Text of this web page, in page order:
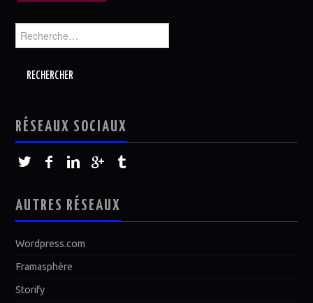
Rechercher :
RÉSEAUX SOCIAUX
AUTRES RÉSEAUX
Wordpress.com
Framasphère
Storify